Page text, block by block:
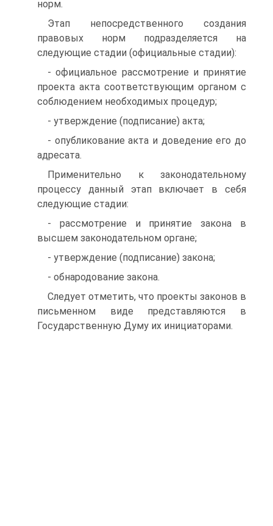
норм.
Этап непосредственного создания
правовых норм подразделяется на
следующие стадии (официальные стадии):
- официальное рассмотрение и принятие
проекта акта соответствующим органом с
соблюдением необходимых процедур;
- утверждение (подписание) акта;
- опубликование акта и доведение его до
адресата.
Применительно к законодательному
процессу данный этап включает в себя
следующие стадии:
- рассмотрение и принятие закона в
высшем законодательном органе;
- утверждение (подписание) закона;
- обнародование закона.
Следует отметить, что проекты законов в
письменном виде представляются в
Государственную Думу их инициаторами.